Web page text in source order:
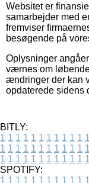
Websitet er
samarbejder med
fremviser
besøgende på
Oplysninger
værnes om
ændringer der kan
opdaterede sidens
BITLY:
1 1 1 1 1 1 1 1 1 1 1 1
1 1 1 1 1 1 1 1 1 1 1 1
1 1 1 1 1 1 1 1 1 1 1 1
SPOTIFY:
1 1 1 1 1 1 1 1 1 1 1 1